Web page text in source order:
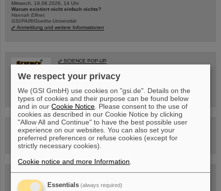
Mittwoch, 19.08.2026, 14 Uhr
Warum existiert nicht einfach nichts?
Hannah Elfner,
GSI/FAIR/Goethe-Universität
Anmeldung und weitere Informationen
SCIENCE POP-UP
12 – 17 Uhr
Sa, 11.07.26, 10:30-16:00 Uhr
Innenstadt Darmstadt
FAIR-Trailer: Der Weg der Teilchen durch die
Beschleunigeranlage
Rundflug über die FAIR-Baustelle
We respect your privacy
We (GSI GmbH) use cookies on "gsi.de". Details on the
types of cookies and their purpose can be found below
and in ourCookie Notice . Please consent to the use of
cookies as described in our Cookie Notice by clicking
"Allow All and Continue" to have the best possible user
experience on our websites. You can also set your
preferred preferences or refuse cookies (except for
strictly necessary cookies).
Cookie notice and more Information
Essentials (always required)